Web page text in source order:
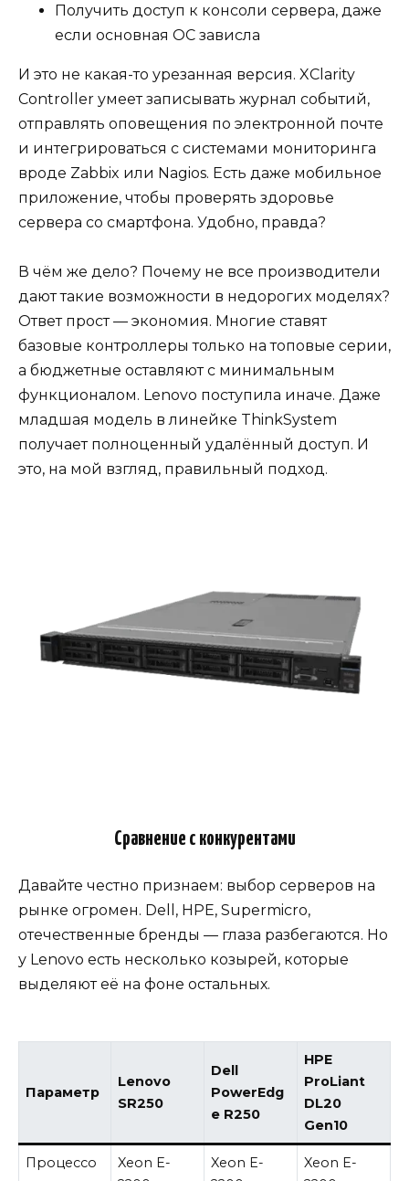
Получить доступ к консоли сервера, даже
если основная ОС зависла
И это не какая-то урезанная версия. XClarity
Controller умеет записывать журнал событий,
отправлять оповещения по электронной почте
и интегрироваться с системами мониторинга
вроде Zabbix или Nagios. Есть даже мобильное
приложение, чтобы проверять здоровье
сервера со смартфона. Удобно, правда?
В чём же дело? Почему не все производители
дают такие возможности в недорогих моделях?
Ответ прост — экономия. Многие ставят
базовые контроллеры только на топовые серии,
а бюджетные оставляют с минимальным
функционалом. Lenovo поступила иначе. Даже
младшая модель в линейке ThinkSystem
получает полноценный удалённый доступ. И
это, на мой взгляд, правильный подход.
Сравнение с конкурентами
Давайте честно признаем: выбор серверов на
рынке огромен. Dell, HPE, Supermicro,
отечественные бренды — глаза разбегаются. Но
у Lenovo есть несколько козырей, которые
выделяют её на фоне остальных.
Параметр
Lenovo
SR250
Dell
PowerEdg
e R250
HPE
ProLiant
DL20
Gen10
Процессо
Xeon E-
Xeon E-
Xeon E-